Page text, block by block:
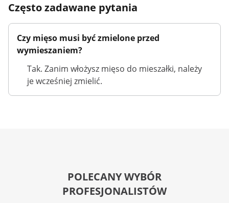
Często zadawane pytania
Czy mięso musi być zmielone przed
wymieszaniem?
Tak. Zanim włożysz mięso do mieszałki, należy
je wcześniej zmielić.
POLECANY WYBÓR
PROFESJONALISTÓW